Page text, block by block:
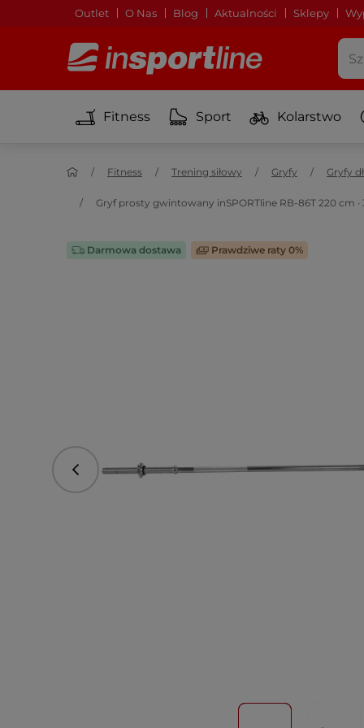
Outlet O Nas Blog Aktualności Sklepy
Fitness Sport Kolarstwo
Fitness Trening siłowy Gryfy Gryfy
Gryf prosty gwintowany inSPORTline RB-86T 220 cm
Darmowa dostawa Prawdziwe raty 0%
Poprzedni